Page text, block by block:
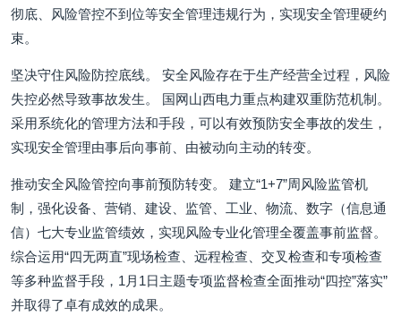
彻底、风险管控不到位等安全管理违规行为，实现安全管理硬约
束。
坚决守住风险防控底线。 安全风险存在于生产经营全过程，风险
失控必然导致事故发生。 国网山西电力重点构建双重防范机制。
采用系统化的管理方法和手段，可以有效预防安全事故的发生，
实现安全管理由事后向事前、由被动向主动的转变。
推动安全风险管控向事前预防转变。 建立“1+7”周风险监管机
制，强化设备、营销、建设、监管、工业、物流、数字（信息通
信）七大专业监管绩效，实现风险专业化管理全覆盖事前监督。
综合运用“四无两直”现场检查、远程检查、交叉检查和专项检查
等多种监督手段，1月1日主题专项监督检查全面推动“四控”落实”
并取得了卓有成效的成果。